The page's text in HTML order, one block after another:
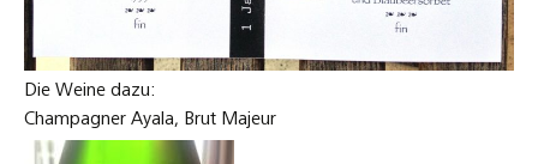
Die Weine dazu:
Champagner Ayala, Brut Majeur